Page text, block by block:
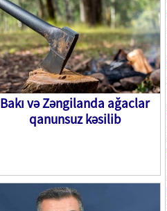
Bakı və Zəngilanda ağaclar
qanunsuz kəsilib